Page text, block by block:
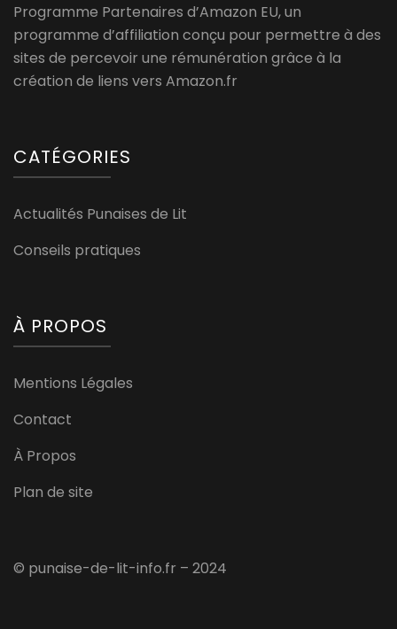
Programme Partenaires d’Amazon EU, un
programme d’affiliation conçu pour permettre à des
sites de percevoir une rémunération grâce à la
création de liens vers Amazon.fr
CATÉGORIES
Actualités Punaises de Lit
Conseils pratiques
À PROPOS
Mentions Légales
Contact
À Propos
Plan de site
© punaise-de-lit-info.fr – 2024